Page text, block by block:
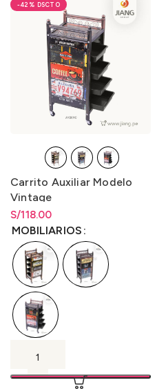
-42%
Carrito Auxiliar Modelo
Vintage
S/118.00
Rango de precios: desde
S/118.00hastaS/
MOBILIARIOS